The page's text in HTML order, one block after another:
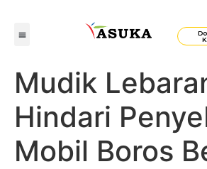
Mudik
Hindari
Mobil Boros